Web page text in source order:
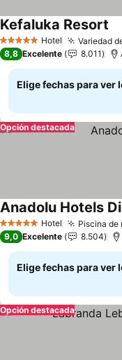
5 Estrellas Hotel Variedad
Kefaluka Resort
8,8 Excelente 8.011
Elige fechas para ver
Opción destacada
5 Estrellas Hotel Piscina de
Anadolu Hotels
9,0 Excelente 8.504
Elige fechas para ver
Opción destacada